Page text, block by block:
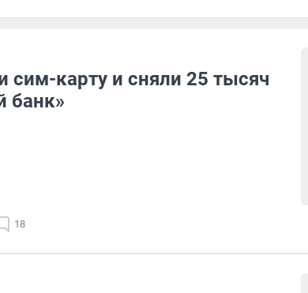
карту и сняли 25 тысяч
банк»
18